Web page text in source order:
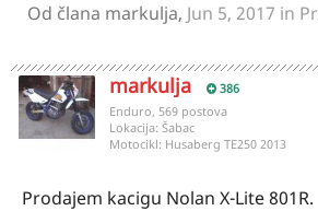
Od člana markulja, Jun 5, 2017 in
markulja 386
Enduro, 569 postova
Lokacija: Šabac
Motocikl: Husaberg TE250 2013
Prodajem kacigu Nolan X-Lite 801R.